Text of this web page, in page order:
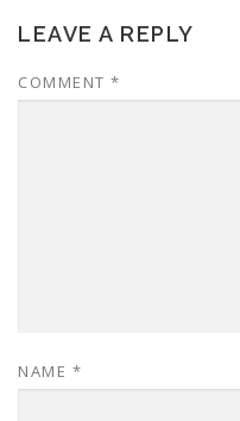
LEAVE A REPLY
COMMENT *
NAME *